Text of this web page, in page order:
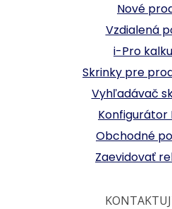
Nové
Vzdialená
i-Pro
Skrinky pre
Vyhľadávač
Konfigurátor
Obchodné
Zaevidovať